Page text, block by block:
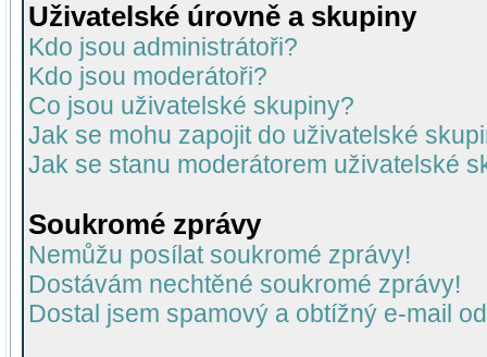
Uživatelské úrovně a skupiny
Kdo jsou administrátoři?
Kdo jsou moderátoři?
Co jsou uživatelské skupiny?
Jak se mohu zapojit do uživatelské
Jak se stanu moderátorem uživatelské
Soukromé zprávy
Nemůžu posílat soukromé zprávy!
Dostávám nechtěné soukromé zprávy!
Dostal jsem spamový a obtížný e-mail